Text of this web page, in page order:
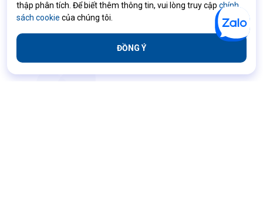
thập phân tích. Để biết thêm thông tin, vui lòng truy cập chính
sách cookie của chúng tôi.
ĐỒNG Ý